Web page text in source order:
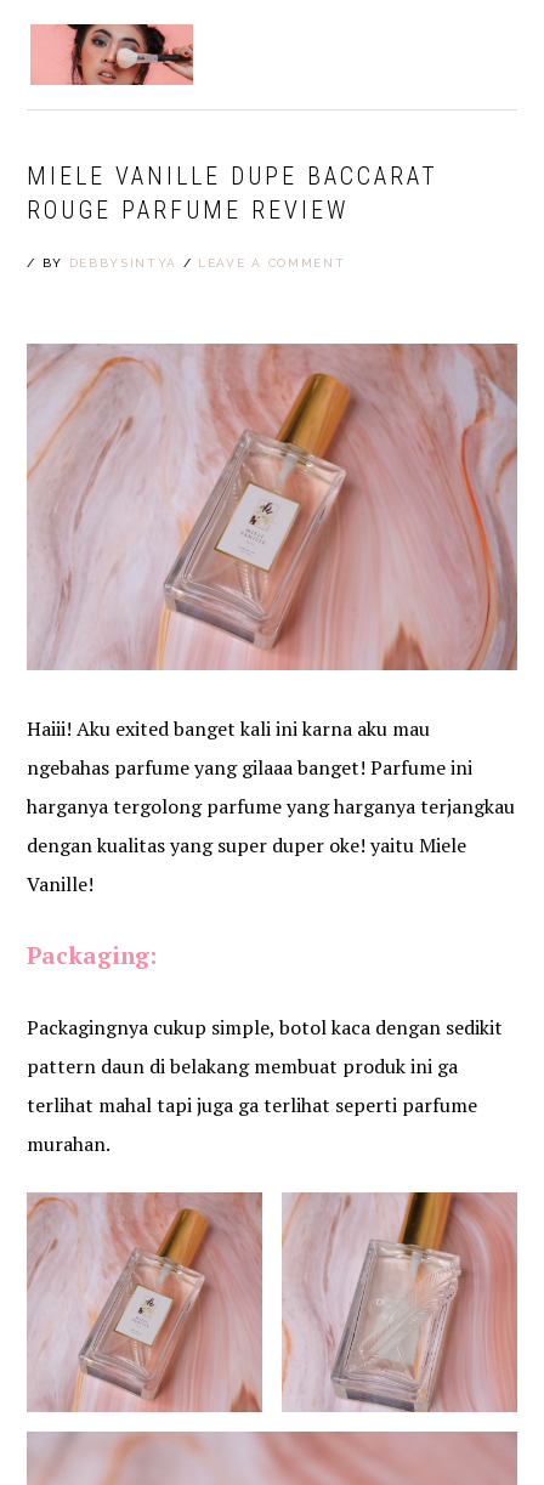
primary
navigation
main
content
primary
sidebar
MIELE VANILLE DUPE BACCARAT
ROUGE PARFUME REVIEW
/ BY DEBBYSINTYA / LEAVE A COMMENT
Haiii! Aku exited banget kali ini karna aku mau
ngebahas parfume yang gilaaa banget! Parfume ini
harganya tergolong parfume yang harganya terjangkau
dengan kualitas yang super duper oke! yaitu Miele
Vanille!
Packaging:
Packagingnya cukup simple, botol kaca dengan sedikit
pattern daun di belakang membuat produk ini ga
terlihat mahal tapi juga ga terlihat seperti parfume
murahan.